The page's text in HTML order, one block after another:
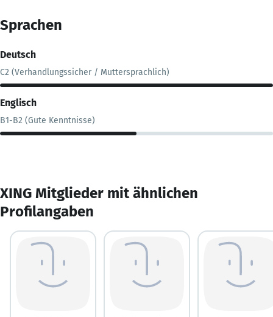
Sprachen
Deutsch
C2 (Verhandlungssicher / Muttersprachlich)
Englisch
B1-B2 (Gute Kenntnisse)
XING Mitglieder mit ähnlichen
Profilangaben